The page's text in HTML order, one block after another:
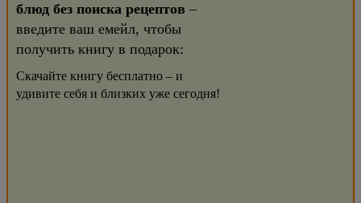
блюд без поиска рецептов –
введите ваш емейл, чтобы
получить книгу в подарок:
Скачайте книгу бесплатно – и
удивите себя и близких уже сегодня!